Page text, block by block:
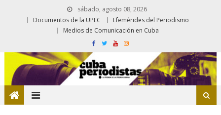
sábado, agosto 08, 2026
Documentos de la UPEC
Efemérides del Periodismo
Medios de Comunicación en Cuba